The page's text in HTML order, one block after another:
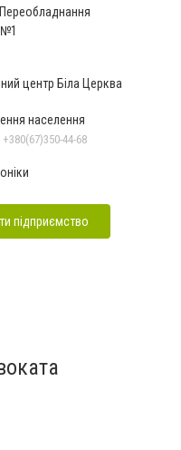
центр Біла Церква
населення
44-68
підприємство